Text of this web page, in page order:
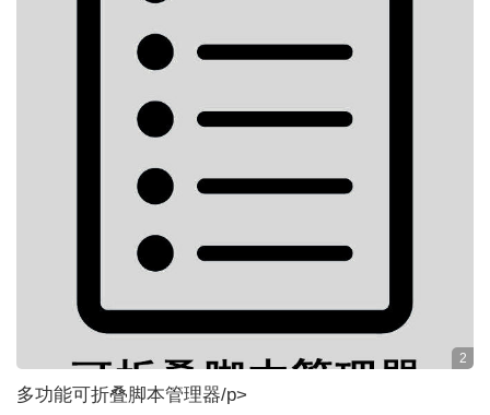
2
多功能可折叠脚本管理器/p>